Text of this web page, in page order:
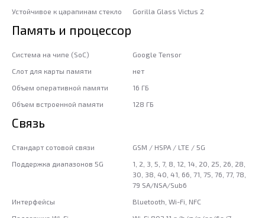
Устойчивое к царапинам стекло Gorilla Glass Victus 2
Память и процессор
Система на чипе (SoC)
Google Tensor
Слот для карты памяти
нет
Объем оперативной памяти
16 ГБ
Объем встроенной памяти
128 ГБ
Связь
Стандарт сотовой связи
GSM / HSPA / LTE / 5G
Поддержка диапазонов 5G
1, 2, 3, 5, 7, 8, 12, 14, 20, 25, 26, 28,
30, 38, 40, 41, 66, 71, 75, 76, 77, 78,
79 SA/NSA/Sub6
Интерфейсы
Bluetooth, Wi-Fi, NFC